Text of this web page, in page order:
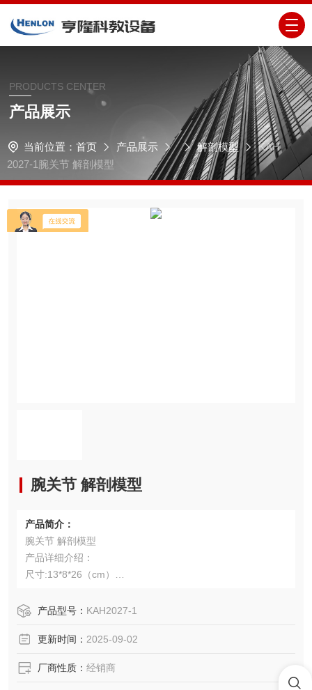
PRODUCTS CENTER
产品展示
当前位置： 首页 产品展示 解剖模型
KAH
2027-1腕关节 解剖模型
腕关节 解剖模型
产品简介：
腕关节 解剖模型
产品详细介绍：
尺寸:13*8*26（cm）
产品详细介绍：
示腕关节功能
产品型号： KAH2027-1
更新时间： 2025-09-02
厂商性质： 经销商